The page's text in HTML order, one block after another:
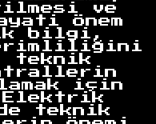
ve
önem
bilgi,
teknik
için
teknik